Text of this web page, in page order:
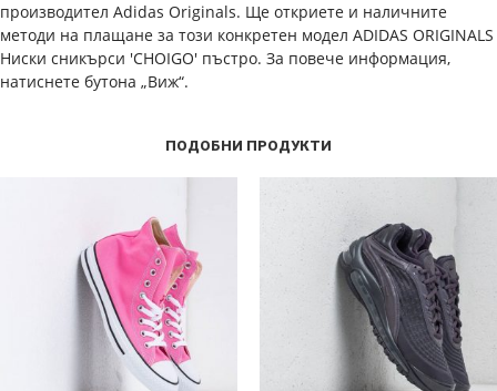
производител Adidas Originals. Ще откриете и наличните
методи на плащане за този конкретен модел ADIDAS ORIGINALS
Ниски сникърси 'CHOIGO' пъстро. За повече информация,
натиснете бутона „Виж“.
ПОДОБНИ ПРОДУКТИ